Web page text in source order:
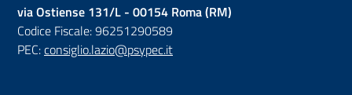
via Ostiense 131/L - 00154 Roma (RM)
Codice Fiscale: 96251290589
PEC:consiglio.lazio@psypec.it